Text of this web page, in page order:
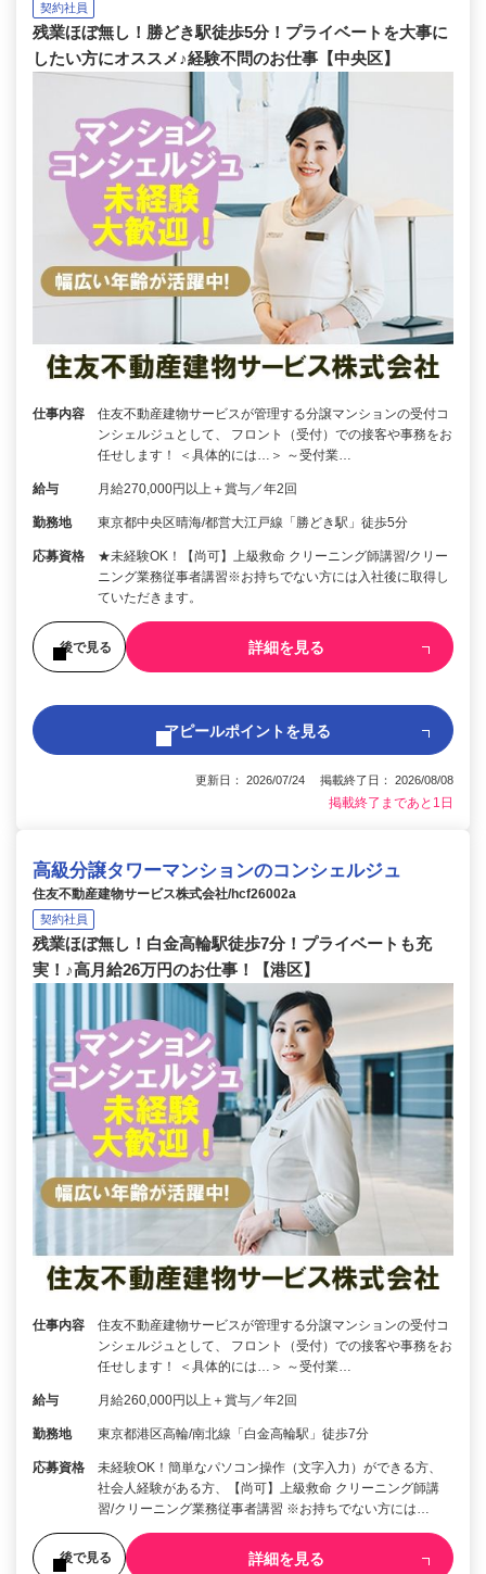
契約社員
残業ほぼ無し！勝どき駅徒歩5分！プライベートを大事に
したい方にオススメ♪経験不問のお仕事【中央区】
仕事内容
住友不動産建物サービスが管理する分譲マンションの受付コ
ンシェルジュとして、 フロント（受付）での接客や事務をお
任せします！ ＜具体的には…＞ ～受付業…
給与 月給270,000円以上＋賞与／年2回
勤務地 東京都中央区晴海/都営大江戸線「勝どき駅」徒歩5分
応募資格
★未経験OK！【尚可】上級救命 クリーニング師講習/クリー
ニング業務従事者講習※お持ちでない方には入社後に取得し
ていただきます。
後で見る 詳細を見る
アピールポイントを見る
更新日： 2026/07/24 掲載終了日： 2026/08/08
掲載終了まであと1日
高級分譲タワーマンションのコンシェルジュ
住友不動産建物サービス株式会社/hcf26002a
契約社員
残業ほぼ無し！白金高輪駅徒歩7分！プライベートも充
実！♪高月給26万円のお仕事！【港区】
仕事内容
住友不動産建物サービスが管理する分譲マンションの受付コ
ンシェルジュとして、 フロント（受付）での接客や事務をお
任せします！ ＜具体的には…＞ ～受付業…
給与 月給260,000円以上＋賞与／年2回
勤務地 東京都港区高輪/南北線「白金高輪駅」徒歩7分
応募資格
未経験OK！簡単なパソコン操作（文字入力）ができる方、
社会人経験がある方、【尚可】上級救命 クリーニング師講
習/クリーニング業務従事者講習 ※お持ちでない方には…
後で見る 詳細を見る